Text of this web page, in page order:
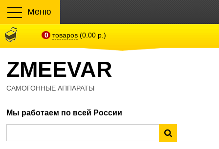
Меню
0 товаров (0.00 р.)
ZMEEVAR
САМОГОННЫЕ АППАРАТЫ
Мы работаем по всей России